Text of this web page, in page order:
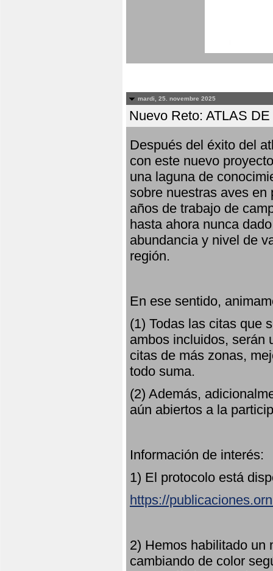
mardi, 25. novembre 2025
Nuevo Reto: ATLAS
Después del éxito del
con este nuevo
una laguna de
sobre nuestras aves en
años de trabajo de
hasta ahora nunca
abundancia y nivel de
región.
En ese sentido,
(1) Todas las citas que
ambos incluidos, serán
citas de más zonas,
todo suma.
(2) Además,
aún abiertos a la
Información de interés:
1) El protocolo está
https://
2) Hemos habilitado un
cambiando de color